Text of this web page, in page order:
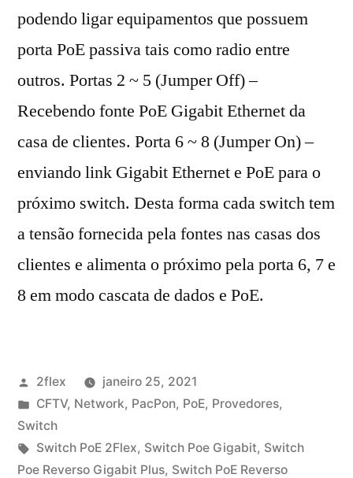
podendo ligar equipamentos que possuem
porta PoE passiva tais como radio entre
outros. Portas 2 ~ 5 (Jumper Off) –
Recebendo fonte PoE Gigabit Ethernet da
casa de clientes. Porta 6 ~ 8 (Jumper On) –
enviando link Gigabit Ethernet e PoE para o
próximo switch. Desta forma cada switch tem
a tensão fornecida pela fontes nas casas dos
clientes e alimenta o próximo pela porta 6, 7 e
8 em modo cascata de dados e PoE.
2flex
janeiro 25, 2021
CFTV, Network, PacPon, PoE, Provedores,
Switch
Switch PoE 2Flex, Switch Poe Gigabit, Switch
Poe Reverso Gigabit Plus, Switch PoE Reverso